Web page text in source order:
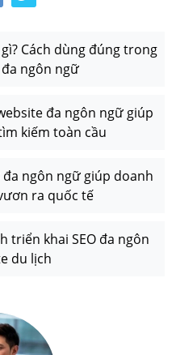
Cách dùng đúng trong
ngôn ngữ
đa ngôn ngữ giúp
kiếm toàn cầu
đa ngôn ngữ giúp doanh
ra quốc tế
triển khai SEO đa ngôn
du lịch